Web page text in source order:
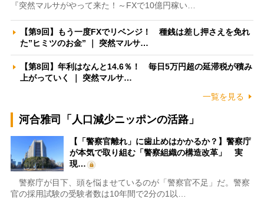
『突然マルサがやって来た！～FXで10億円稼い…
【第9回】もう一度FXでリベンジ！ 種銭は差し押さえを免れ
た”ヒミツのお金” ｜ 突然マルサ…
【第8回】年利はなんと14.6％！ 毎日5万円超の延滞税が積み
上がっていく ｜ 突然マルサ…
一覧を見る
河合雅司「人口減少ニッポンの活路」
【「警察官離れ」に歯止めはかかるか？】警察庁
が本気で取り組む「警察組織の構造改革」 実
現…
警察庁が目下、頭を悩ませているのが「警察官不足」だ。警察
官の採用試験の受験者数は10年間で2分の1以…